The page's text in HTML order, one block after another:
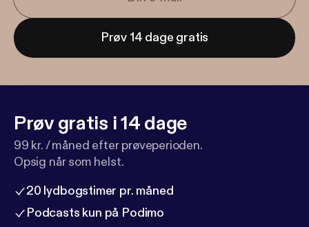
Prøv 14 dage gratis
Prøv gratis i 14 dage
99 kr. / måned efter prøveperioden.
Opsig når som helst.
20 lydbogstimer pr. måned
Podcasts kun på Podimo